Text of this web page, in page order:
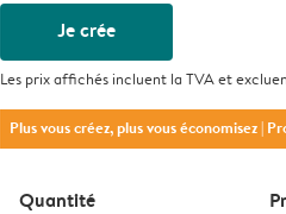
Je crée
Les prix affichés incluent la TVA et
Plus vous créez, plus vous économisez|
Quantité